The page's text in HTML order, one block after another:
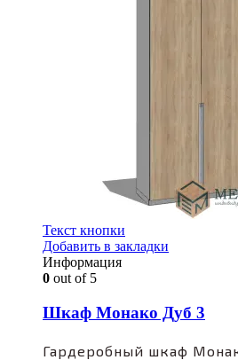
Текст кнопки
Добавить в закладки
Информация
0 out of 5
Шкаф Монако Дуб 3
Гардеробный шкаф